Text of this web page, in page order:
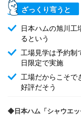
ざっくり言うと
日本ハムの旭川工
るという
工場見学は予約制
日限定で実施
工場だからこそで
好評だそう
◆日本ハム「シャウエ